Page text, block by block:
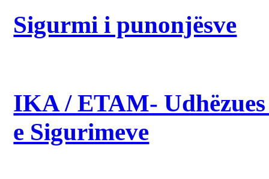
Sigurmi i punonjësve
IKA / ETAM-
e Sigurimeve